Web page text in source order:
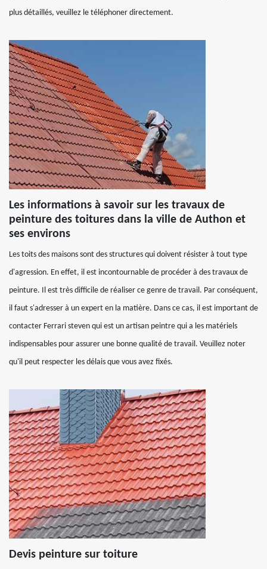
plus détaillés, veuillez le téléphoner directement.
Les informations à savoir sur les travaux de
peinture des toitures dans la ville de Authon et
ses environs
Les toits des maisons sont des structures qui doivent résister à tout type
d'agression. En effet, il est incontournable de procéder à des travaux de
peinture. Il est très difficile de réaliser ce genre de travail. Par conséquent,
il faut s'adresser à un expert en la matière. Dans ce cas, il est important de
contacter Ferrari steven qui est un artisan peintre qui a les matériels
indispensables pour assurer une bonne qualité de travail. Veuillez noter
qu'il peut respecter les délais que vous avez fixés.
Devis peinture sur toiture